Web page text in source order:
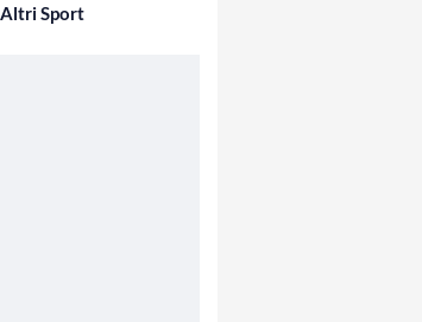
Altri Sport